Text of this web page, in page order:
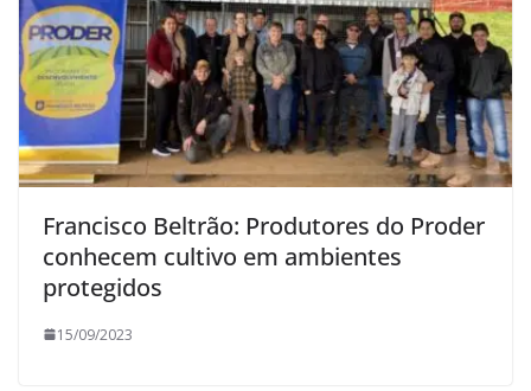
Francisco Beltrão: Produtores do Proder
conhecem cultivo em ambientes
protegidos
15/09/2023